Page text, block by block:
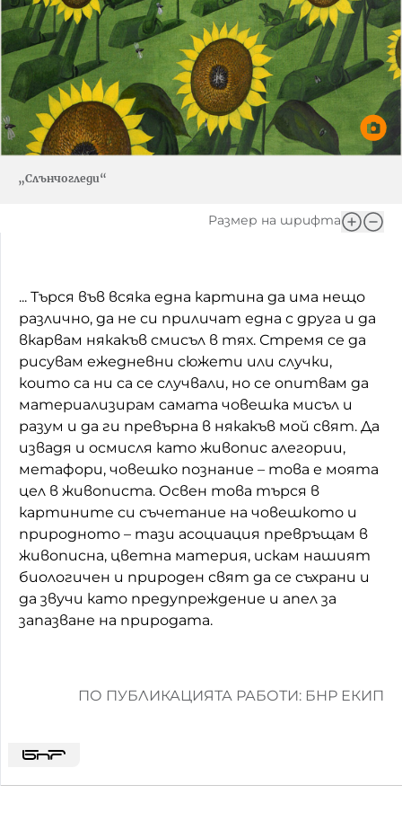
„Слънчогледи“
Размер на шрифта
... Търся във всяка една картина да има нещо
различно, да не си приличат една с друга и да
вкарвам някакъв смисъл в тях. Стремя се да
рисувам ежедневни сюжети или случки,
които са ни са се случвали, но се опитвам да
материализирам самата човешка мисъл и
разум и да ги превърна в някакъв мой свят. Да
извадя и осмисля като живопис алегории,
метафори, човешко познание – това е моята
цел в живописта. Освен това търся в
картините си съчетание на човешкото и
природното – тази асоциация превръщам в
живописна, цветна материя, искам нашият
биологичен и природен свят да се съхрани и
да звучи като предупреждение и апел за
запазване на природата.
ПО ПУБЛИКАЦИЯТА РАБОТИ: БНР ЕКИП